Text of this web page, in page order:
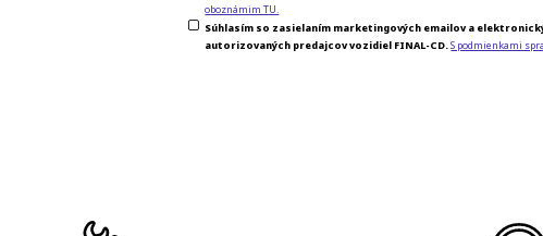
oboznámim TU.
Súhlasím so zasielaním marketingových emailov a
autorizovaných predajcov vozidiel FINAL-CD. S podmienkami